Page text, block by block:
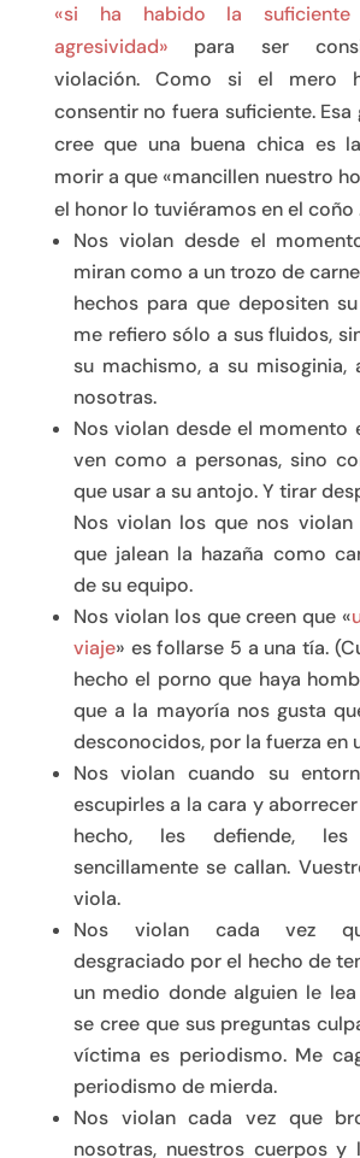
«si ha habido la
agresividad» para ser
violación. Como si el mero
consentir no fuera suficiente. Esa
cree que una buena chica es
morir a que «mancillen nuestro
el honor lo tuviéramos en el coño
Nos violan desde el
miran como a un trozo de
hechos para que depositen
me refiero sólo a sus fluidos,
su machismo, a su misoginia,
nosotras.
Nos violan desde el momento
ven como a personas, sino
que usar a su antojo. Y tirar
Nos violan los que nos
que jalean la hazaña como
de su equipo.
Nos violan los que creen que «
viaje» es follarse 5 a una tía.
hecho el porno que haya
que a la mayoría nos gusta
desconocidos, por la fuerza en
Nos violan cuando su
escupirles a la cara y
hecho, les defiende,
sencillamente se callan.
viola.
Nos violan cada vez
desgraciado por el hecho de
un medio donde alguien le
se cree que sus preguntas
víctima es periodismo. Me
periodismo de mierda.
Nos violan cada vez que
nosotras, nuestros cuerpos y